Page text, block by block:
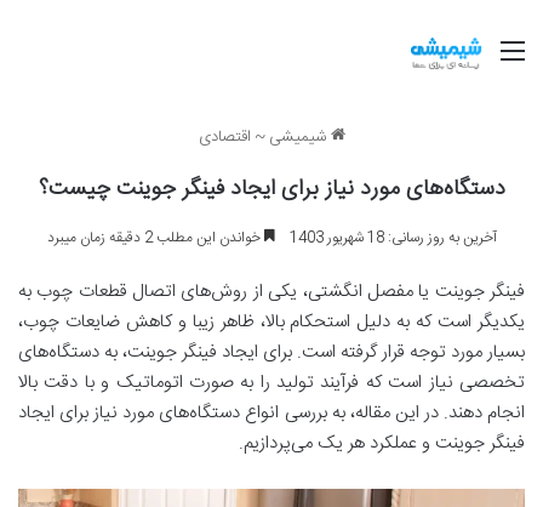
منو
شیمیشی ~ اقتصادی
دستگاه‌های مورد نیاز برای ایجاد فینگر جوینت چیست؟
آخرین به روز رسانی: 18 شهریور 1403 خواندن این مطلب 2 دقیقه زمان میبرد
فینگر جوینت یا مفصل انگشتی، یکی از روش‌های اتصال قطعات چوب به
یکدیگر است که به دلیل استحکام بالا، ظاهر زیبا و کاهش ضایعات چوب،
بسیار مورد توجه قرار گرفته است. برای ایجاد فینگر جوینت، به دستگاه‌های
تخصصی نیاز است که فرآیند تولید را به صورت اتوماتیک و با دقت بالا
انجام دهند. در این مقاله، به بررسی انواع دستگاه‌های مورد نیاز برای ایجاد
فینگر جوینت و عملکرد هر یک می‌پردازیم.